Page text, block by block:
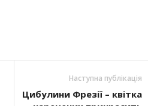
Наступна публікація
Цибулини Фрезії – квітка